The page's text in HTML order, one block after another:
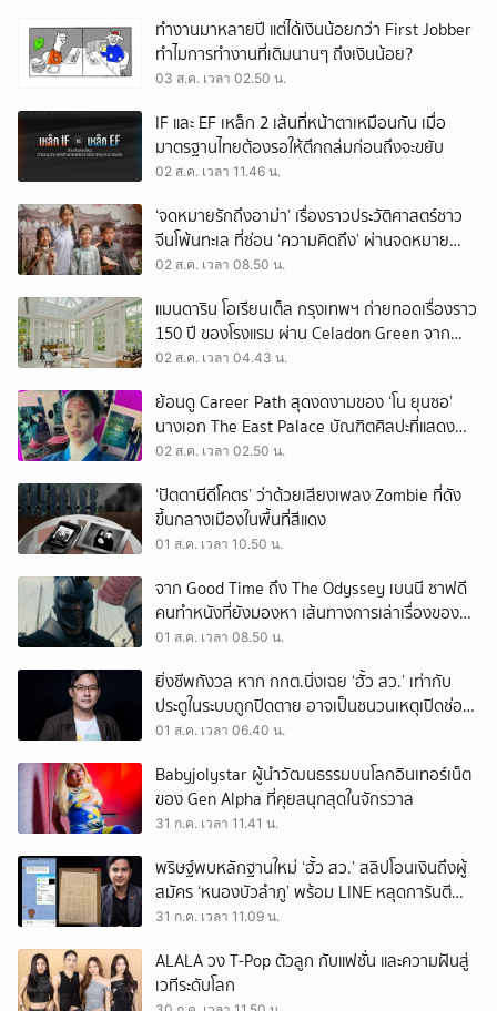
ทำงานมาหลายปี แต่ได้เงินน้อยกว่า First Jobber
ทำไมการทำงานที่เดิมนานๆ ถึงเงินน้อย?
03 ส.ค. เวลา 02.50 น.
IF และ EF เหล็ก 2 เส้นที่หน้าตาเหมือนกัน เมื่อ
มาตรฐานไทยต้องรอให้ตึกถล่มก่อนถึงจะขยับ
02 ส.ค. เวลา 11.46 น.
‘จดหมายรักถึงอาม่า’ เรื่องราวประวัติศาสตร์ชาว
จีนโพ้นทะเล ที่ซ่อน ‘ความคิดถึง’ ผ่านจดหมาย
‘โพยก๊วน’
02 ส.ค. เวลา 08.50 น.
แมนดาริน โอเรียนเต็ล กรุงเทพฯ ถ่ายทอดเรื่องราว
150 ปี ของโรงแรม ผ่าน Celadon Green จาก
เครื่องศิลาดล
02 ส.ค. เวลา 04.43 น.
ย้อนดู Career Path สุดงดงามของ ‘โน ยุนซอ’
นางเอก The East Palace บัณฑิตศิลปะที่แสดง
เรื่องไหนก็ปัง
02 ส.ค. เวลา 02.50 น.
‘ปัตตานีดีโคตร’ ว่าด้วยเสียงเพลง Zombie ที่ดัง
ขึ้นกลางเมืองในพื้นที่สีแดง
01 ส.ค. เวลา 10.50 น.
จาก Good Time ถึง The Odyssey เบนนี ซาฟดี
คนทำหนังที่ยังมองหา เส้นทางการเล่าเรื่องของตัว
เอง
01 ส.ค. เวลา 08.50 น.
ยิ่งชีพกังวล หาก กกต.นิ่งเฉย ‘ฮั้ว สว.’ เท่ากับ
ประตูในระบบถูกปิดตาย อาจเป็นชนวนเหตุเปิดช่อง
‘ลงถนน’
01 ส.ค. เวลา 06.40 น.
Babyjolystar ผู้นำวัฒนธรรมบนโลกอินเทอร์เน็ต
ของ Gen Alpha ที่คุยสนุกสุดในจักรวาล
31 ก.ค. เวลา 11.41 น.
พริษฐ์พบหลักฐานใหม่ ‘ฮั้ว สว.’ สลิปโอนเงินถึงผู้
สมัคร ‘หนองบัวลำภู’ พร้อม LINE หลุดการันตี
ตำแหน่ง
31 ก.ค. เวลา 11.09 น.
ALALA วง T-Pop ตัวลูก กับแฟชั่น และความฝันสู่
เวทีระดับโลก